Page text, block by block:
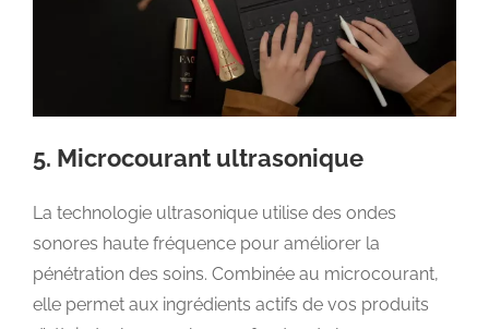
5. Microcourant ultrasonique
La technologie ultrasonique utilise des ondes
sonores haute fréquence pour améliorer la
pénétration des soins. Combinée au microcourant,
elle permet aux ingrédients actifs de vos produits